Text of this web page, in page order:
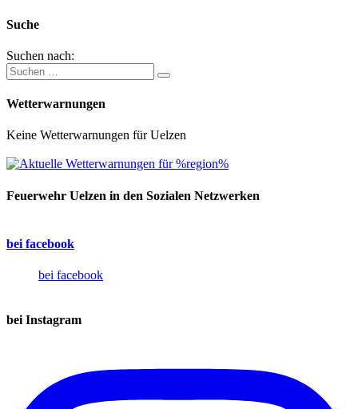
Suche
Suchen nach:
Wetterwarnungen
Keine Wetterwarnungen für Uelzen
Feuerwehr Uelzen in den Sozialen Netzwerken
bei facebook
bei facebook
bei Instagram